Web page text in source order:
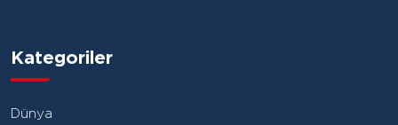
Kategoriler
Dünya